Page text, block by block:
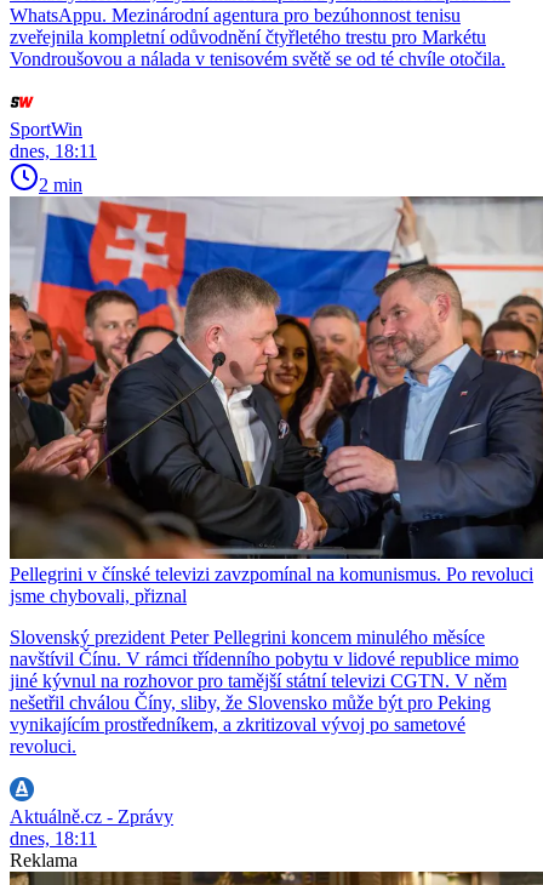
WhatsAppu. Mezinárodní agentura pro bezúhonnost tenisu
zveřejnila kompletní odůvodnění čtyřletého trestu pro Markétu
Vondroušovou a nálada v tenisovém světě se od té chvíle otočila.
SportWin
dnes, 18:11
2 min
Pellegrini v čínské televizi zavzpomínal na komunismus. Po revoluci
jsme chybovali, přiznal
Slovenský prezident Peter Pellegrini koncem minulého měsíce
navštívil Čínu. V rámci třídenního pobytu v lidové republice mimo
jiné kývnul na rozhovor pro tamější státní televizi CGTN. V něm
nešetřil chválou Číny, sliby, že Slovensko může být pro Peking
vynikajícím prostředníkem, a zkritizoval vývoj po sametové
revoluci.
Aktuálně.cz - Zprávy
dnes, 18:11
Reklama